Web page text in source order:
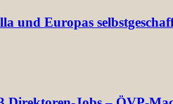
und Europas